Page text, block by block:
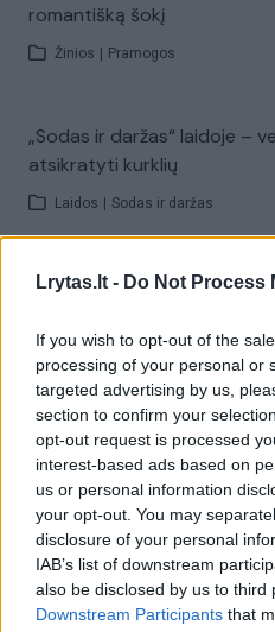
Lrytas.lt - Do Not Process
If you wish to opt-out of the
processing of your personal or
targeted advertising by us,
section to confirm your
opt-out request is processed
interest-based ads based on
us or personal information
your opt-out. You may
disclosure of your personal
IAB’s list of downstream
also be disclosed by us to third
Downstream Participants that
romantišką šokį
Žinios Pramogos
„Sodas ir daržas“ laidoje –
atsikratyti kurklių
Laidos Sodas ir daržas
Visi
Žiūrimiausi
Vaizdai iš tragiškos avarijos
vaiko gyvybių išgelbėti
Žinios | Lietuvos diena